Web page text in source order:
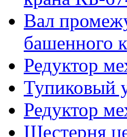
Вал
башенного
Редуктор
Тупиковый
Редуктор
Шестерня